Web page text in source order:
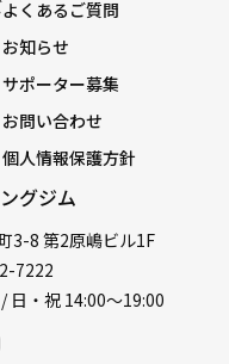
グジム
3-8 第2原嶋ビル1F
7222
日・祝 14:00〜19:00
よくあるご質問
お知らせ
サポーター募集
お問い合わせ
個人情報保護方針